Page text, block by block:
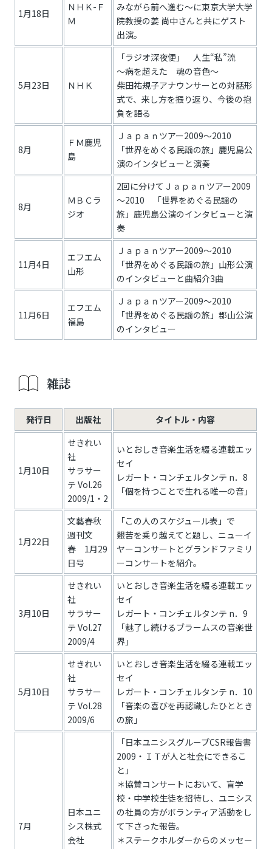
1月18日
ＮＨＫ-Ｆ
Ｍ
みながら前へ進む～に東京大学大学
院教授の姜 尚中さんと共にゲスト
出演。
5月23日 ＮＨＫ
「ラジオ深夜便」 人生“私”流
～病を超えた 魂の音色～
柴田祐規子アナウンサーとの対話形
式で、来し方を振り返り、今後の抱
負を語る
8月
ＦＭ鹿児
島
Ｊａｐａｎツアー2009～2010
「世界をめぐる民謡の旅」鹿児島公
演のインタビューと演奏
8月
ＭＢＣラ
ジオ
2回に分けてＪａｐａｎツアー2009
～2010 「世界をめぐる民謡の
旅」鹿児島公演のインタビューと演
奏
11月4日
エフエム
山形
Ｊａｐａｎツアー2009～2010
「世界をめぐる民謡の旅」山形公演
のインタビューと曲紹介3曲
11月6日
エフエム
福島
Ｊａｐａｎツアー2009～2010
「世界をめぐる民謡の旅」郡山公演
のインタビュー
雑誌
発行日 出版社 タイトル・内容
1月10日
せきれい
社
サラサー
テ Vol.26
2009/1・2
いとおしき音楽生活を綴る連載エッ
セイ
レガート・コンチェルタンテ n．8
「個を持つことで生れる唯一の音」
1月22日
文藝春秋
週刊文
春 1月29
日号
「この人のスケジュール表」で
艱苦を乗り越えてと題し、ニューイ
ヤーコンサートとグランドファミリ
ーコンサートを紹介。
3月10日
せきれい
社
サラサー
テ Vol.27
2009/4
いとおしき音楽生活を綴る連載エッ
セイ
レガート・コンチェルタンテ n．9
「魅了し続けるブラームスの音楽世
界」
5月10日
せきれい
社
サラサー
テ Vol.28
2009/6
いとおしき音楽生活を綴る連載エッ
セイ
レガート・コンチェルタンテ n．10
「音楽の喜びを再認識したひととき
の旅」
7月
日本ユニ
シス株式
会社
「日本ユニシスグループCSR報告書
2009・ＩＴが人と社会にできるこ
と」
＊協賛コンサートにおいて、盲学
校・中学校生徒を招待し、ユニシス
の社員の方がボランティア活動をし
て下さった報告。
＊ステークホルダーからのメッセー